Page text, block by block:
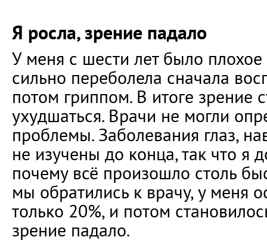
Я росла, зрение падало
У меня с шести лет было плохое
сильно переболела сначала
потом гриппом. В итоге зрение
ухудшаться. Врачи не могли
проблемы. Заболевания глаз,
не изучены до конца, так что я
почему всё произошло столь
мы обратились к врачу, у меня
только 20%, и потом
зрение падало.